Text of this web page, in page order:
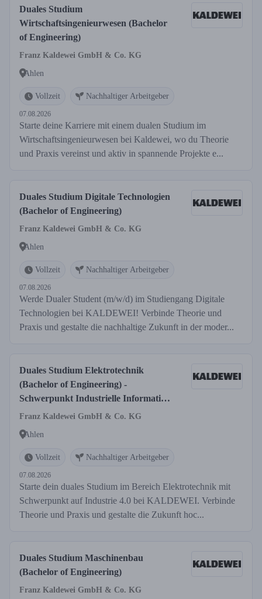
Duales Studium
Wirtschaftsingenieurwesen (Bachelor
of Engineering)
Franz Kaldewei GmbH & Co. KG
Ahlen
Vollzeit Nachhaltiger Arbeitgeber
07.08.2026
Starte deine Karriere mit einem dualen Studium im
Wirtschaftsingenieurwesen bei Kaldewei, wo du Theorie
und Praxis vereinst und aktiv in spannende Projekte e...
Duales Studium Digitale Technologien
(Bachelor of Engineering)
Franz Kaldewei GmbH & Co. KG
Ahlen
Vollzeit Nachhaltiger Arbeitgeber
07.08.2026
Werde Dualer Student (m/w/d) im Studiengang Digitale
Technologien bei KALDEWEI! Verbinde Theorie und
Praxis und gestalte die nachhaltige Zukunft in der moder...
Duales Studium Elektrotechnik
(Bachelor of Engineering) -
Schwerpunkt Industrielle Informatik /
Automatisierungstechnik
Franz Kaldewei GmbH & Co. KG
Ahlen
Vollzeit Nachhaltiger Arbeitgeber
07.08.2026
Starte dein duales Studium im Bereich Elektrotechnik mit
Schwerpunkt auf Industrie 4.0 bei KALDEWEI. Verbinde
Theorie und Praxis und gestalte die Zukunft hoc...
Duales Studium Maschinenbau
(Bachelor of Engineering)
Franz Kaldewei GmbH & Co. KG